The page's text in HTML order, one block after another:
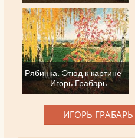
Рябинка. Этюд к картине
— Игорь Грабарь
ИГОРЬ